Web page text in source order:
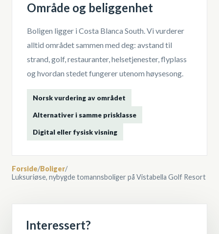
Område og beliggenhet
Boligen ligger i Costa Blanca South. Vi vurderer
alltid området sammen med deg: avstand til
strand, golf, restauranter, helsetjenester, flyplass
og hvordan stedet fungerer utenom høysesong.
Norsk vurdering av området
Alternativer i samme prisklasse
Digital eller fysisk visning
Forside/Boliger/
Luksuriøse, nybygde tomannsboliger på Vistabella Golf Resort
Interessert?